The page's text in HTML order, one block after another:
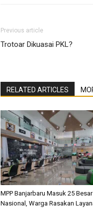
Previous article
Trotoar Dikuasai PKL?
RELATED ARTICLES
MPP Banjarbaru Masuk 25 Besar
Nasional, Warga Rasakan